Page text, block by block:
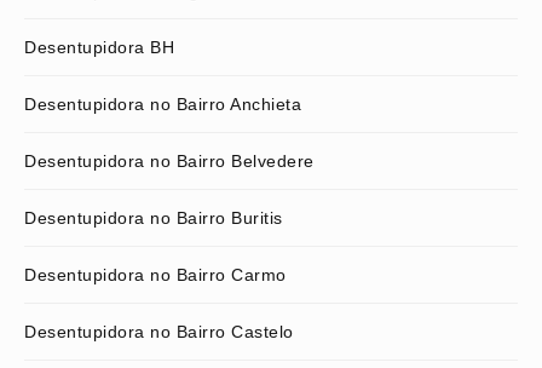
Desentupidora BH
Desentupidora no Bairro Anchieta
Desentupidora no Bairro Belvedere
Desentupidora no Bairro Buritis
Desentupidora no Bairro Carmo
Desentupidora no Bairro Castelo